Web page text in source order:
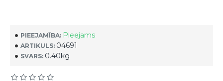
PIEEJAMĪBA: Pieejams
ARTIKULS: 04691
SVARS: 0.40kg